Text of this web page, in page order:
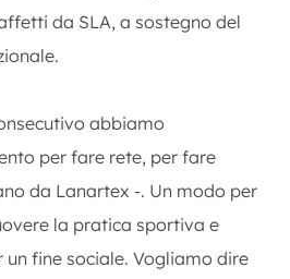
da SLA, a sostegno del
abbiamo
per fare rete, per fare
da Lanartex -. Un modo per
la pratica sportiva e
fine sociale. Vogliamo dire